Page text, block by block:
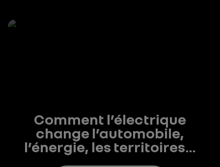
Comment l’électrique
change l’automobile,
l’énergie, les territoires…